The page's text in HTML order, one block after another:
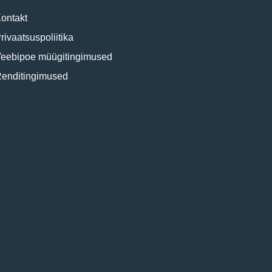
müügitingimused